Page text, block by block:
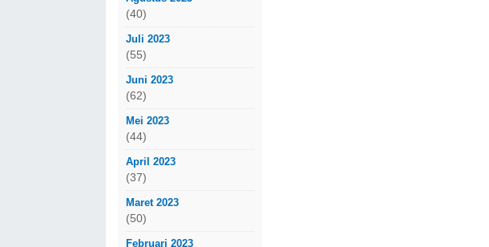
(40)
Juli 2023
(55)
Juni 2023
(62)
Mei 2023
(44)
April 2023
(37)
Maret 2023
(50)
Februari 2023